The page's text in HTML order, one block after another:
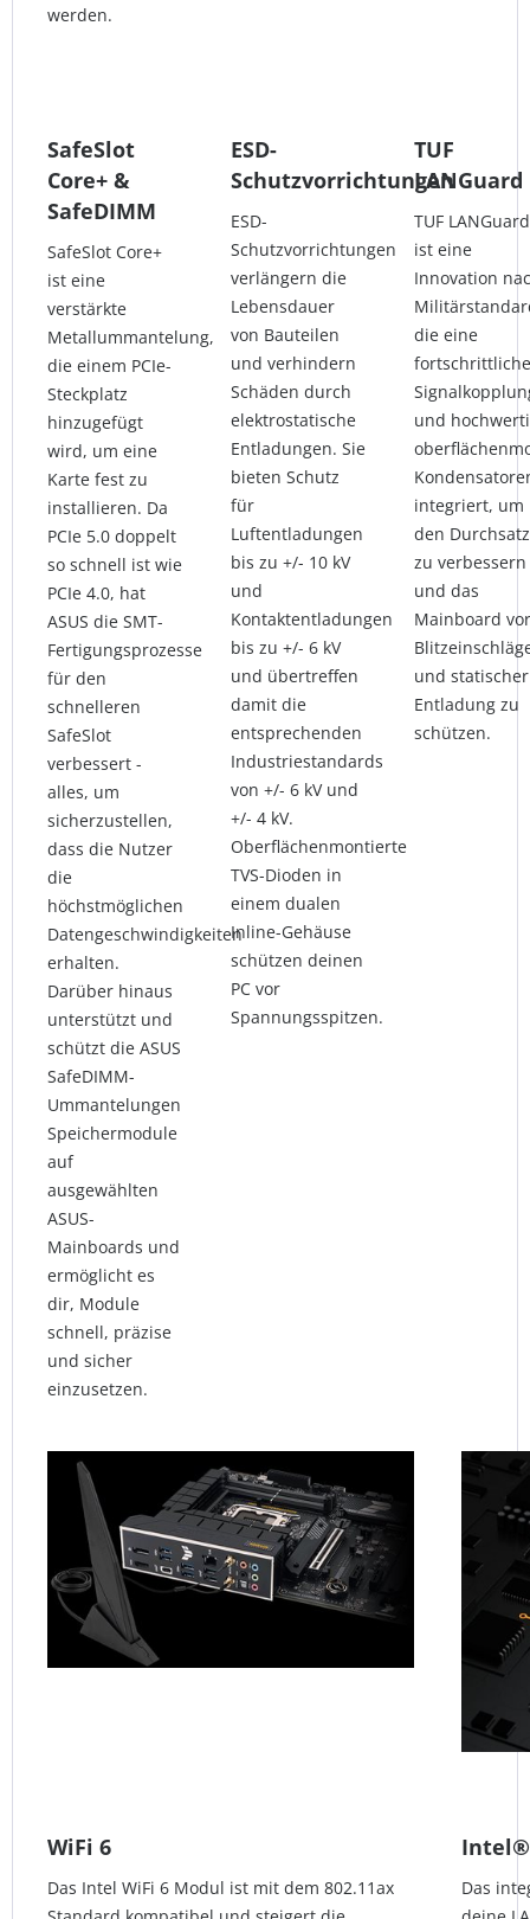
werden.
SafeSlot
Core+ &
SafeDIMM
SafeSlot Core+
ist eine
verstärkte
Metallummantelung,
die einem PCIe-
Steckplatz
hinzugefügt
wird, um eine
Karte fest zu
installieren. Da
PCIe 5.0 doppelt
so schnell ist wie
PCIe 4.0, hat
ASUS die SMT-
Fertigungsprozesse
für den
schnelleren
SafeSlot
verbessert -
alles, um
sicherzustellen,
dass die Nutzer
die
höchstmöglichen
Datengeschwindigkeiten
erhalten.
Darüber hinaus
unterstützt und
schützt die ASUS
SafeDIMM-
Ummantelungen
Speichermodule
auf
ausgewählten
ASUS-
Mainboards und
ermöglicht es
dir, Module
schnell, präzise
und sicher
einzusetzen.
ESD-
Schutzvorrichtungen
ESD-
Schutzvorrichtungen
verlängern die
Lebensdauer
von Bauteilen
und verhindern
Schäden durch
elektrostatische
Entladungen. Sie
bieten Schutz
für
Luftentladungen
bis zu +/- 10 kV
und
Kontaktentladungen
bis zu +/- 6 kV
und übertreffen
damit die
entsprechenden
Industriestandards
von +/- 6 kV und
+/- 4 kV.
Oberflächenmontierte
TVS-Dioden in
einem dualen
Inline-Gehäuse
schützen deinen
PC vor
Spannungsspitzen.
TUF
LANGuard
TUF LANGuard
ist eine
Innovation
die eine
fortschrittliche
und
integriert, um
den Durchsatz
zu verbessern
und das
Mainboard vor
und statischer
Entladung zu
schützen.
WiFi 6
Das Intel WiFi 6 Modul ist mit dem 802.11ax
Intel®
Das